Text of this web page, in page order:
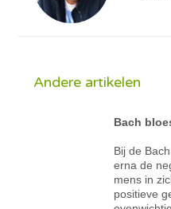
Andere artikelen
Bach
Bij de
erna de
mens in
positieve